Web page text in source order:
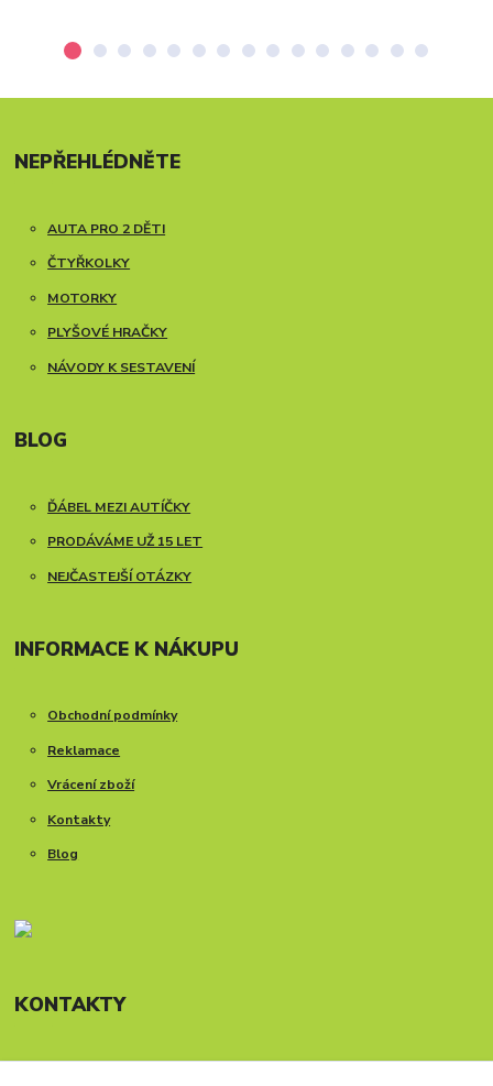
NEPŘEHLÉDNĚTE
AUTA PRO 2 DĚTI
ČTYŘKOLKY
MOTORKY
PLYŠOVÉ HRAČKY
NÁVODY K SESTAVENÍ
BLOG
ĎÁBEL MEZI AUTÍČKY
PRODÁVÁME UŽ 15 LET
NEJČASTEJŠÍ OTÁZKY
INFORMACE K NÁKUPU
Obchodní podmínky
Reklamace
Vrácení zboží
Kontakty
Blog
KONTAKTY